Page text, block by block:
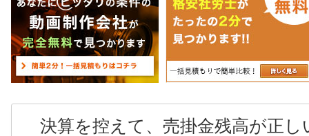
決算を控えて、売掛金残高が正し